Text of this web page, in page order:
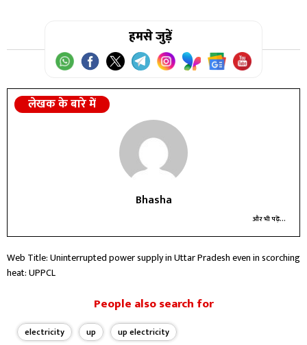
हमसे जुड़ें
लेखक के बारे में
Bhasha
और भी पढ़ें...
Web Title: Uninterrupted power supply in Uttar Pradesh even in scorching
heat: UPPCL
People also search for
electricity up up electricity